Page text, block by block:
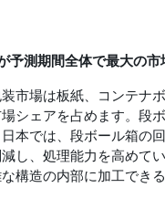
測期間全体で最大の市
市場は板紙、コンテナ
シェアを占めます。段
本では、段ボール箱
し、処理能力を高めて
構造の内部に加工でき